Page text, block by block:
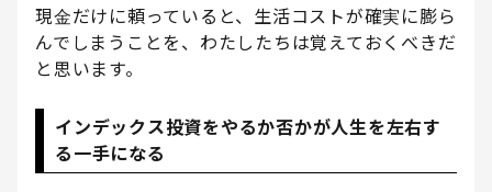
現金だけに頼っていると、生活コストが確実に膨ら
んでしまうことを、わたしたちは覚えておくべきだ
と思います。
インデックス投資をやるか否かが人生を左右す
る一手になる